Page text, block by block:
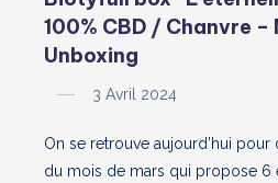
100% CBD / Chanvre
Unboxing
3 Avril 2024
On se retrouve aujourd’hui
du mois de mars qui propose 6